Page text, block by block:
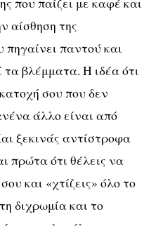
αίσθηση της
πηγαίνει παντού και
τα βλέμματα. H ιδέα ότι
σου που δεν
άλλο είναι από
ξεκινάς αντίστροφα
πρώτα ότι θέλεις να
και «χτίζεις» όλο το
διχρωμία και το